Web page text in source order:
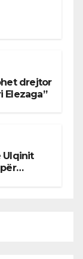
drejtor
Elezaga”
Ulqinit